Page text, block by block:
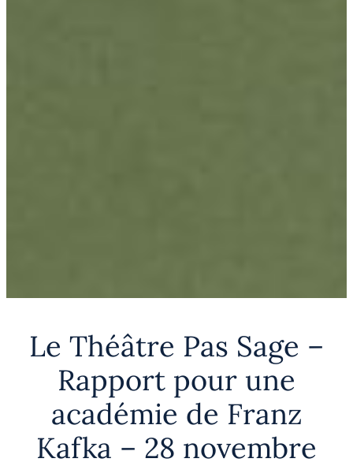
Le Théâtre Pas Sage –
Rapport pour une
académie de Franz
Kafka – 28 novembre